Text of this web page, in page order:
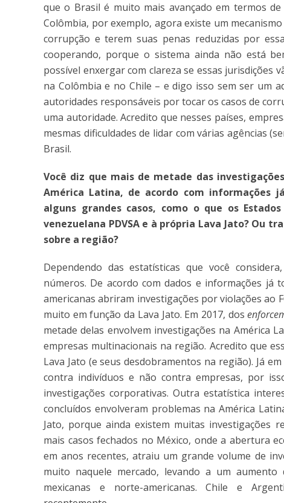
que o Brasil é muito mais avançado em termos
Colômbia, por exemplo, agora existe um
corrupção e terem suas penas reduzidas por
cooperando, porque o sistema ainda não está
possível enxergar com clareza se essas jurisdições
na Colômbia e no Chile – e digo isso sem ser um
autoridades responsáveis por tocar os casos de
uma autoridade. Acredito que nesses países,
mesmas dificuldades de lidar com várias agências
Brasil.
Você diz que mais de metade das
América Latina, de acordo com informações
alguns grandes casos, como o que os
venezuelana PDVSA e à própria Lava Jato? Ou
sobre a região?
Dependendo das estatísticas que você
números. De acordo com dados e informações já
americanas abriram investigações por violações ao
muito em função da Lava Jato. Em 2017, dos
metade delas envolvem investigações na América
empresas multinacionais na região. Acredito que
Lava Jato (e seus desdobramentos na região). Já
contra indivíduos e não contra empresas, por
investigações corporativas. Outra estatística
concluídos envolveram problemas na América
Jato, porque ainda existem muitas investigações
mais casos fechados no México, onde a abertura
em anos recentes, atraiu um grande volume de
muito naquele mercado, levando a um
mexicanas e norte-americanas. Chile e